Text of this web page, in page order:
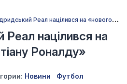
М
адридський Реал націлився на «нового Кріштіану Роналду»
націлився на
Роналду»
Новини Футбол